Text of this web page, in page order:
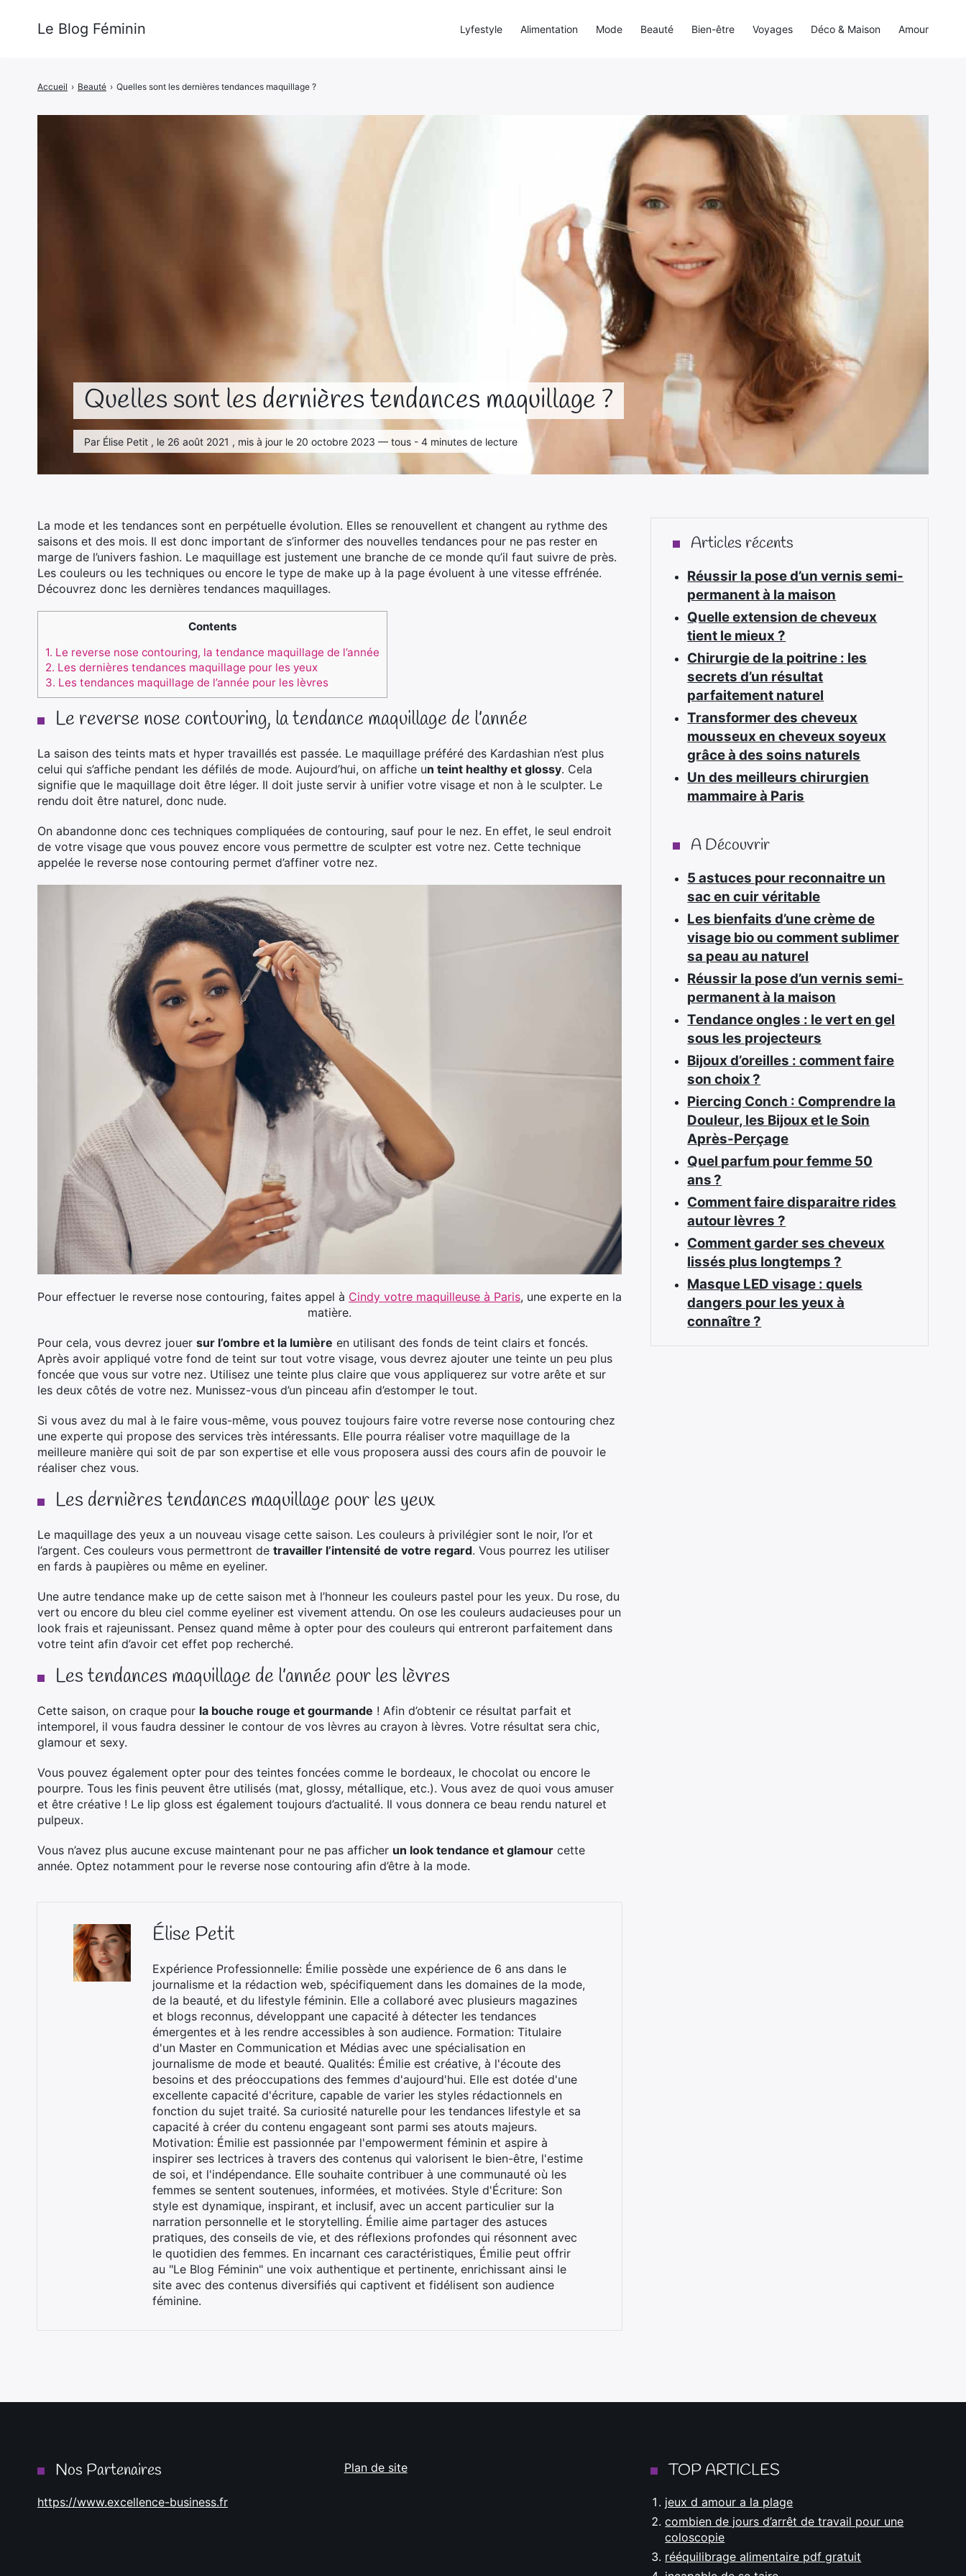
Quelles sont les dernières tendances maquillage ?
Par Élise Petit , le 26 août 2021 , mis à jour le 20 octobre 2023 — tous - 4 minutes de lecture
Accueil › Beauté › Quelles sont les dernières tendances maquillage ?
La mode et les tendances sont en perpétuelle évolution. Elles se renouvellent et changent au rythme des
saisons et des mois. Il est donc important de s’informer des nouvelles tendances pour ne pas rester en
marge de l’univers fashion. Le maquillage est justement une branche de ce monde qu’il faut suivre de près.
Les couleurs ou les techniques ou encore le type de make up à la page évoluent à une vitesse effrénée.
Découvrez donc les dernières tendances maquillages.
Contents
1. Le reverse nose contouring, la tendance maquillage de l’année
2. Les dernières tendances maquillage pour les yeux
3. Les tendances maquillage de l’année pour les lèvres
Le reverse nose contouring, la tendance maquillage de l’année
La saison des teints mats et hyper travaillés est passée. Le maquillage préféré des Kardashian n’est plus
celui qui s’affiche pendant les défilés de mode. Aujourd’hui, on affiche un teint healthy et glossy. Cela
signifie que le maquillage doit être léger. Il doit juste servir à unifier votre visage et non à le sculpter. Le
rendu doit être naturel, donc nude.
On abandonne donc ces techniques compliquées de contouring, sauf pour le nez. En effet, le seul endroit
de votre visage que vous pouvez encore vous permettre de sculpter est votre nez. Cette technique
appelée le reverse nose contouring permet d’affiner votre nez.
Pour effectuer le reverse nose contouring, faites appel à Cindy votre maquilleuse à Paris, une experte en la
matière.
Pour cela, vous devrez jouer sur l’ombre et la lumière en utilisant des fonds de teint clairs et foncés.
Après avoir appliqué votre fond de teint sur tout votre visage, vous devrez ajouter une teinte un peu plus
foncée que vous sur votre nez. Utilisez une teinte plus claire que vous appliquerez sur votre arête et sur
les deux côtés de votre nez. Munissez-vous d’un pinceau afin d’estomper le tout.
Si vous avez du mal à le faire vous-même, vous pouvez toujours faire votre reverse nose contouring chez
une experte qui propose des services très intéressants. Elle pourra réaliser votre maquillage de la
meilleure manière qui soit de par son expertise et elle vous proposera aussi des cours afin de pouvoir le
réaliser chez vous.
Les dernières tendances maquillage pour les yeux
Le maquillage des yeux a un nouveau visage cette saison. Les couleurs à privilégier sont le noir, l’or et
l’argent. Ces couleurs vous permettront de travailler l’intensité de votre regard. Vous pourrez les utiliser
en fards à paupières ou même en eyeliner.
Une autre tendance make up de cette saison met à l’honneur les couleurs pastel pour les yeux. Du rose, du
vert ou encore du bleu ciel comme eyeliner est vivement attendu. On ose les couleurs audacieuses pour un
look frais et rajeunissant. Pensez quand même à opter pour des couleurs qui entreront parfaitement dans
votre teint afin d’avoir cet effet pop recherché.
Les tendances maquillage de l’année pour les lèvres
Cette saison, on craque pour la bouche rouge et gourmande ! Afin d’obtenir ce résultat parfait et
intemporel, il vous faudra dessiner le contour de vos lèvres au crayon à lèvres. Votre résultat sera chic,
glamour et sexy.
Vous pouvez également opter pour des teintes foncées comme le bordeaux, le chocolat ou encore le
pourpre. Tous les finis peuvent être utilisés (mat, glossy, métallique, etc.). Vous avez de quoi vous amuser
et être créative ! Le lip gloss est également toujours d’actualité. Il vous donnera ce beau rendu naturel et
pulpeux.
Vous n’avez plus aucune excuse maintenant pour ne pas afficher un look tendance et glamour cette
année. Optez notamment pour le reverse nose contouring afin d’être à la mode.
Élise Petit
Expérience Professionnelle: Émilie possède une expérience de 6 ans dans le
journalisme et la rédaction web, spécifiquement dans les domaines de la mode,
de la beauté, et du lifestyle féminin. Elle a collaboré avec plusieurs magazines
et blogs reconnus, développant une capacité à détecter les tendances
émergentes et à les rendre accessibles à son audience. Formation: Titulaire
d'un Master en Communication et Médias avec une spécialisation en
journalisme de mode et beauté. Qualités: Émilie est créative, à l'écoute des
besoins et des préoccupations des femmes d'aujourd'hui. Elle est dotée d'une
excellente capacité d'écriture, capable de varier les styles rédactionnels en
fonction du sujet traité. Sa curiosité naturelle pour les tendances lifestyle et sa
capacité à créer du contenu engageant sont parmi ses atouts majeurs.
Motivation: Émilie est passionnée par l'empowerment féminin et aspire à
inspirer ses lectrices à travers des contenus qui valorisent le bien-être, l'estime
de soi, et l'indépendance. Elle souhaite contribuer à une communauté où les
femmes se sentent soutenues, informées, et motivées. Style d'Écriture: Son
style est dynamique, inspirant, et inclusif, avec un accent particulier sur la
narration personnelle et le storytelling. Émilie aime partager des astuces
pratiques, des conseils de vie, et des réflexions profondes qui résonnent avec
le quotidien des femmes. En incarnant ces caractéristiques, Émilie peut offrir
au "Le Blog Féminin" une voix authentique et pertinente, enrichissant ainsi le
site avec des contenus diversifiés qui captivent et fidélisent son audience
féminine.
Articles récents
Réussir la pose d’un vernis semi-
permanent à la maison
Quelle extension de cheveux
tient le mieux ?
Chirurgie de la poitrine : les
secrets d’un résultat
parfaitement naturel
Transformer des cheveux
mousseux en cheveux soyeux
grâce à des soins naturels
Un des meilleurs chirurgien
mammaire à Paris
A Découvrir
5 astuces pour reconnaitre un
sac en cuir véritable
Les bienfaits d’une crème de
visage bio ou comment sublimer
sa peau au naturel
Réussir la pose d’un vernis semi-
permanent à la maison
Tendance ongles : le vert en gel
sous les projecteurs
Bijoux d’oreilles : comment faire
son choix ?
Piercing Conch : Comprendre la
Douleur, les Bijoux et le Soin
Après-Perçage
Quel parfum pour femme 50
ans ?
Comment faire disparaitre rides
autour lèvres ?
Comment garder ses cheveux
lissés plus longtemps ?
Masque LED visage : quels
dangers pour les yeux à
connaître ?
Le Blog Féminin Lyfestyle Alimentation Mode Beauté Bien-être Voyages Déco & Maison Amour
Nos Partenaires
https://www.excellence-business.fr
Plan de site TOP ARTICLES
jeux d amour a la plage
combien de jours d’arrêt de travail pour une
coloscopie
rééquilibrage alimentaire pdf gratuit